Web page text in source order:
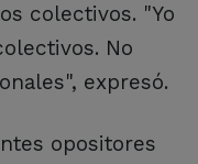
colectivos. "Yo
No
expresó.
opositores